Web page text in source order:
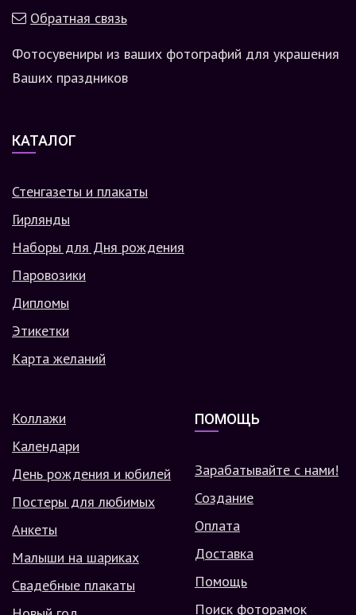
Обратная связь
Фотосувениры из ваших фотографий для украшения
Ваших праздников
КАТАЛОГ
Стенгазеты и плакаты
Гирлянды
Наборы для Дня рождения
Паровозики
Дипломы
Этикетки
Карта желаний
Коллажи
Календари
День рождения и юбилей
Постеры для любимых
Анкеты
Малыши на шариках
Свадебные плакаты
ПОМОЩЬ
Зарабатывайте с нами!
Создание
Оплата
Доставка
Помощь
Поиск фоторамок